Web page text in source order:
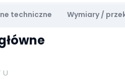
techniczne Wymiary /